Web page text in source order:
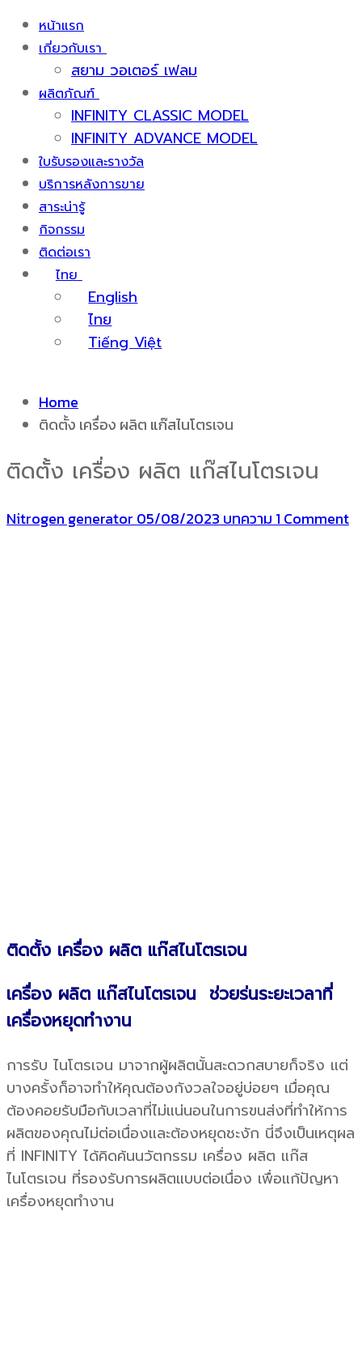
หน้าแรก
เกี่ยวกับเรา
สยาม วอเตอร์ เฟลม
ผลิตภัณฑ์
INFINITY CLASSIC MODEL
INFINITY ADVANCE MODEL
ใบรับรองและรางวัล
บริการหลังการขาย
สาระน่ารู้
กิจกรรม
ติดต่อเรา
ไทย
English
ไทย
Tiếng Việt
Home
ติดตั้ง เครื่อง ผลิต แก๊สไนโตรเจน
ติดตั้ง เครื่อง ผลิต แก๊สไนโตรเจน
Nitrogen generator 05/08/2023 บทความ 1 Comment
ติดตั้ง เครื่อง ผลิต แก๊สไนโตรเจน
เครื่อง ผลิต แก๊สไนโตรเจน ช่วยร่นระยะเวลาที่
เครื่องหยุดทำงาน
การรับ ไนโตรเจน มาจากผู้ผลิตนั้นสะดวกสบายก็จริง แต่
บางครั้งก็อาจทำให้คุณต้องกังวลใจอยู่บ่อยๆ เมื่อคุณ
ต้องคอยรับมือกับเวลาที่ไม่แน่นอนในการขนส่งที่ทำให้การ
ผลิตของคุณไม่ต่อเนื่องและต้องหยุดชะงัก นี่จึงเป็นเหตุผล
ที่ INFINITY ได้คิดค้นนวัตกรรม เครื่อง ผลิต แก๊ส
ไนโตรเจน ที่รองรับการผลิตแบบต่อเนื่อง เพื่อแก้ปัญหา
เครื่องหยุดทำงาน